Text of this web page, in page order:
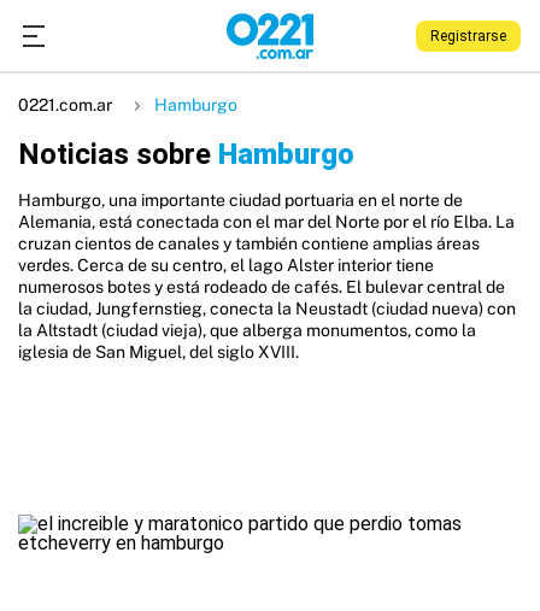
Registrarse
0221.com.ar Hamburgo
Noticias sobre Hamburgo
Hamburgo, una importante ciudad portuaria en el norte de
Alemania, está conectada con el mar del Norte por el río Elba. La
cruzan cientos de canales y también contiene amplias áreas
verdes. Cerca de su centro, el lago Alster interior tiene
numerosos botes y está rodeado de cafés. El bulevar central de
la ciudad, Jungfernstieg, conecta la Neustadt (ciudad nueva) con
la Altstadt (ciudad vieja), que alberga monumentos, como la
iglesia de San Miguel, del siglo XVIII.